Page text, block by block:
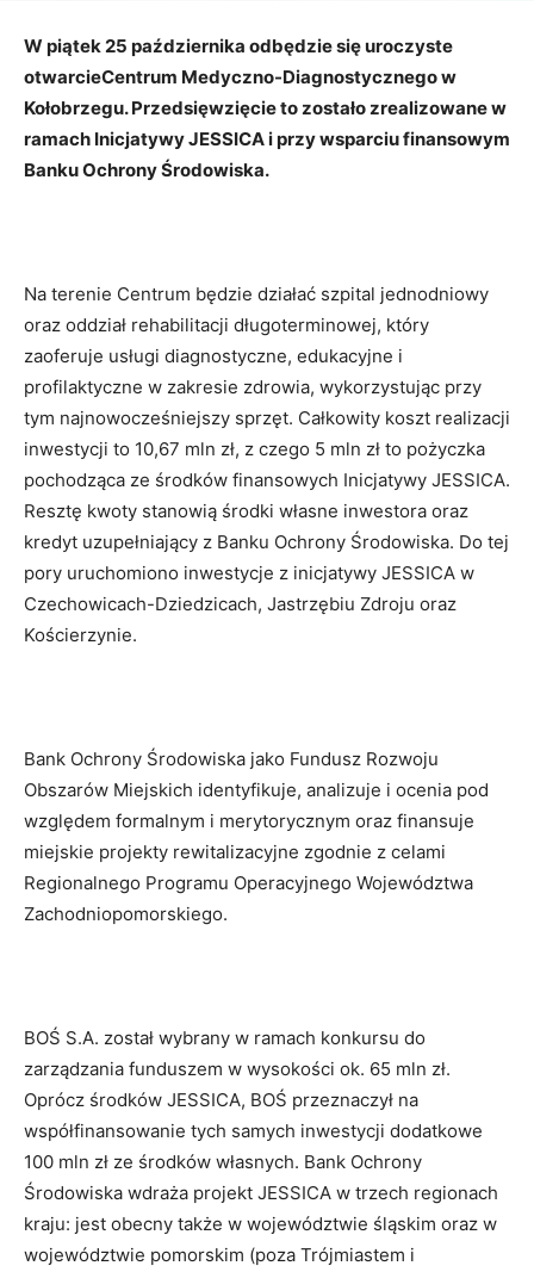
W piątek 25 października odbędzie się uroczyste
otwarcieCentrum Medyczno-Diagnostycznego w
Kołobrzegu. Przedsięwzięcie to zostało zrealizowane w
ramach Inicjatywy JESSICA i przy wsparciu finansowym
Banku Ochrony Środowiska.
Na terenie Centrum będzie działać szpital jednodniowy
oraz oddział rehabilitacji długoterminowej, który
zaoferuje usługi diagnostyczne, edukacyjne i
profilaktyczne w zakresie zdrowia, wykorzystując przy
tym najnowocześniejszy sprzęt. Całkowity koszt realizacji
inwestycji to 10,67 mln zł, z czego 5 mln zł to pożyczka
pochodząca ze środków finansowych Inicjatywy JESSICA.
Resztę kwoty stanowią środki własne inwestora oraz
kredyt uzupełniający z Banku Ochrony Środowiska. Do tej
pory uruchomiono inwestycje z inicjatywy JESSICA w
Czechowicach-Dziedzicach, Jastrzębiu Zdroju oraz
Kościerzynie.
Bank Ochrony Środowiska jako Fundusz Rozwoju
Obszarów Miejskich identyfikuje, analizuje i ocenia pod
względem formalnym i merytorycznym oraz finansuje
miejskie projekty rewitalizacyjne zgodnie z celami
Regionalnego Programu Operacyjnego Województwa
Zachodniopomorskiego.
BOŚ S.A. został wybrany w ramach konkursu do
zarządzania funduszem w wysokości ok. 65 mln zł.
Oprócz środków JESSICA, BOŚ przeznaczył na
współfinansowanie tych samych inwestycji dodatkowe
100 mln zł ze środków własnych. Bank Ochrony
Środowiska wdraża projekt JESSICA w trzech regionach
kraju: jest obecny także w województwie śląskim oraz w
województwie pomorskim (poza Trójmiastem i